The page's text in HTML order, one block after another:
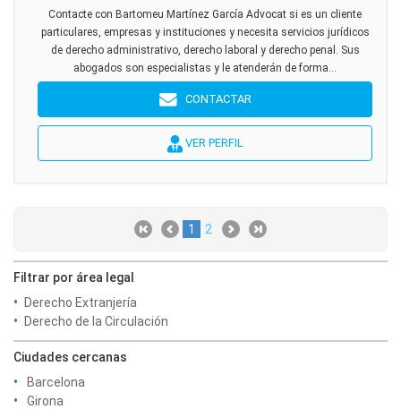
Contacte con Bartomeu Martínez García Advocat si es un cliente
particulares, empresas y instituciones y necesita servicios jurídicos
de derecho administrativo, derecho laboral y derecho penal. Sus
abogados son especialistas y le atenderán de forma...
CONTACTAR
VER PERFIL
1 2
Filtrar por área legal
Derecho Extranjería
Derecho de la Circulación
Ciudades cercanas
Barcelona
Girona